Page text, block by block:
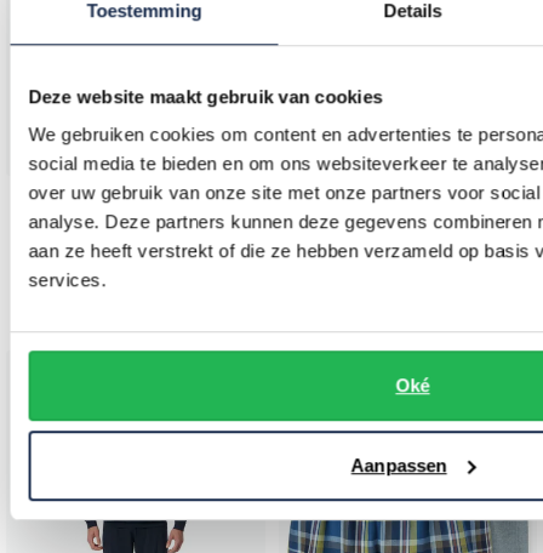
Toestemming Details
Deze website maakt gebruik van cookies
We gebruiken cookies om content en advertenties te
social media te bieden en om ons websiteverkeer te
over uw gebruik van onze site met onze partners voor
analyse. Deze partners kunnen deze gegevens combineren
aan ze heeft verstrekt of die ze hebben verzameld op basis
services.
Oké
Aanpassen
Schiesser
Navy pyjamashirt korte mouw Mix & Relax
€ 29,95
Schiesser
Gestreepte shortama blauw en oranje